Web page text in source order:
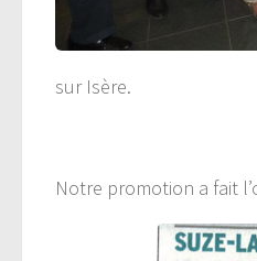
sur Isère.
Notre promotion a fait